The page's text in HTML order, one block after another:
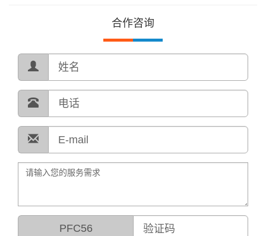
合作咨询
PFC56